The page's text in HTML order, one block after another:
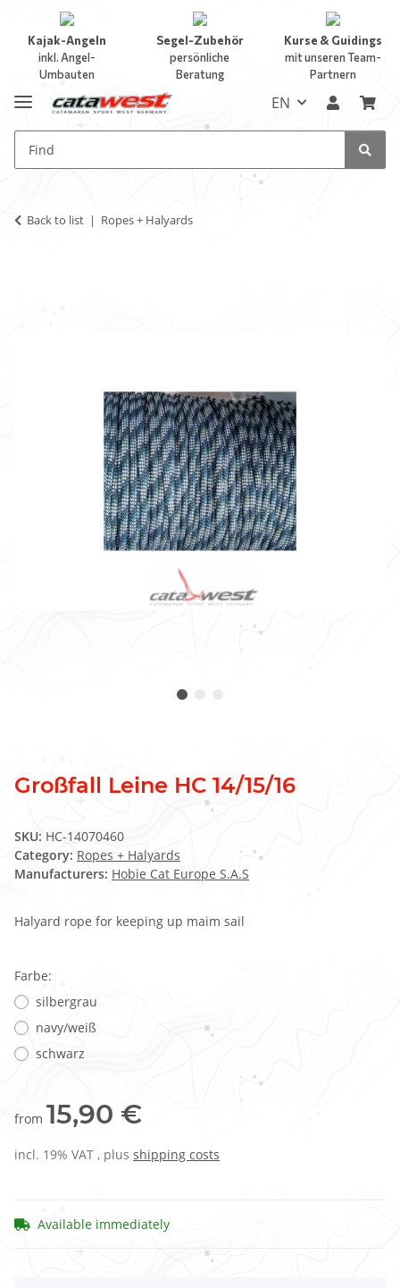
Kajak-Angeln
inkl. Angel-
Umbauten
Segel-Zubehör
persönliche
Beratung
Kurse & Guidings
mit unseren Team-
Partnern
EN
Back to list Ropes + Halyards
Großfall Leine HC 14/15/16
SKU: HC-14070460
Category: Ropes + Halyards
Manufacturers: Hobie Cat Europe S.A.S
Halyard rope for keeping up maim sail
Farbe:
silbergrau
navy/weiß
schwarz
from 15,90 €
incl. 19% VAT , plus shipping costs
Available immediately